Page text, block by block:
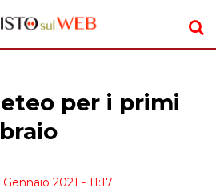
per i primi
2021 - 11:17